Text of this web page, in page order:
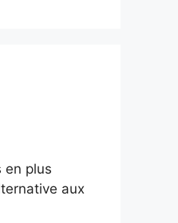
en plus
aux